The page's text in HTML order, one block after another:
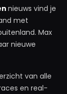
nieuws vind je
met
Max
nieuwe
van alle
en real-